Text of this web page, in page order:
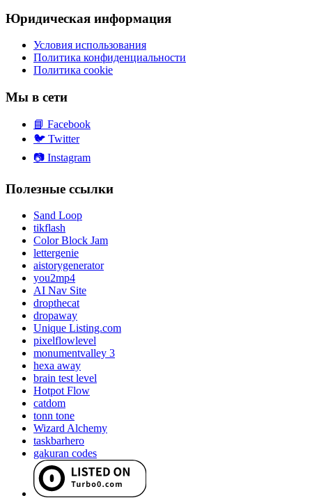
Юридическая информация
Условия использования
Политика конфиденциальности
Политика cookie
Мы в сети
📘 Facebook
🐦 Twitter
📷 Instagram
Полезные ссылки
Sand Loop
tikflash
Color Block Jam
lettergenie
aistorygenerator
you2mp4
AI Nav Site
dropthecat
dropaway
Unique Listing.com
pixelflowlevel
monumentvalley 3
hexa away
brain test level
Hotpot Flow
catdom
tonn tone
Wizard Alchemy
taskbarhero
gakuran codes